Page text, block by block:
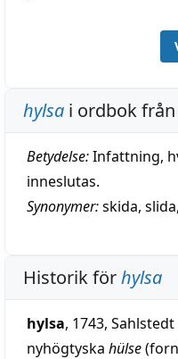
hylsa i ordbok från
Betydelse:Infattning,
inneslutas.
Synonymer:skida, slida,
Historik förhylsa
hylsa, 1743,
nyhögtyska hülse